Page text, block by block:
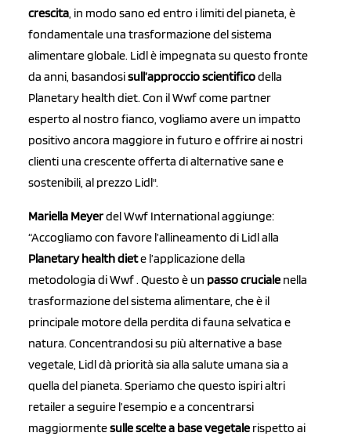
crescita , in modo sano ed entro i limiti del pianeta, è
fondamentale una trasformazione del sistema
alimentare globale. Lidl è impegnata su questo fronte
da anni, basandosisull’approccio scientificodella
Planetary health diet. Con il Wwf come partner
esperto al nostro fianco, vogliamo avere un impatto
positivo ancora maggiore in futuro e offrire ai nostri
clienti una crescente offerta di alternative sane e
sostenibili, al prezzo Lidl".
Mariella Meyerdel Wwf International aggiunge:
“Accogliamo con favore l’allineamento di Lidl alla
Planetary health diete l’applicazione della
metodologia di Wwf . Questo è un passo cruciale nella
trasformazione del sistema alimentare, che è il
principale motore della perdita di fauna selvatica e
natura. Concentrandosi su più alternative a base
vegetale, Lidl dà priorità sia alla salute umana sia a
quella del pianeta. Speriamo che questo ispiri altri
retailer a seguire l’esempio e a concentrarsi
maggiormentesulle scelte a base vegetale rispetto ai